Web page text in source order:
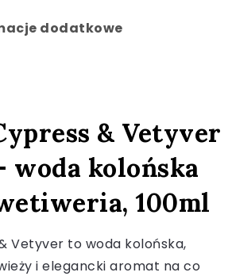
dodatkowe
& Vetyver
woda kolońska
100ml
Vetyver to woda kolońska,
i elegancki aromat na co